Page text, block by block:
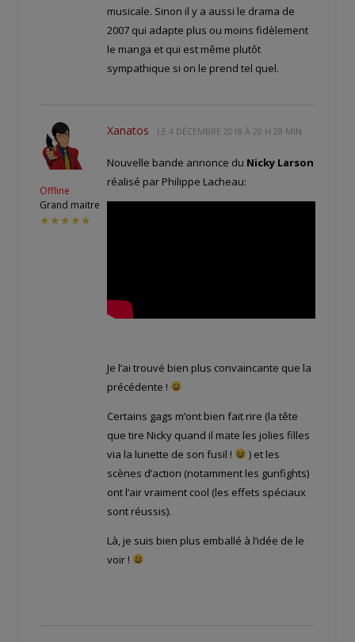
musicale. Sinon il y a aussi le drama de
2007 qui adapte plus ou moins fidèlement
le manga et qui est même plutôt
sympathique si on le prend tel quel.
Offline
Grand maitre
★★★★★
Xanatos LE 4 DÉCEMBRE 2018 À 20 H 28 MIN
Nouvelle bande annonce du Nicky Larson
réalisé par Philippe Lacheau:
Je l’ai trouvé bien plus convaincante que la
précédente !
Certains gags m’ont bien fait rire (la tête
que tire Nicky quand il mate les jolies filles
via la lunette de son fusil !
) et les
scènes d’action (notamment les gunfights)
ont l’air vraiment cool (les effets spéciaux
sont réussis).
Là, je suis bien plus emballé à l’idée de le
voir !